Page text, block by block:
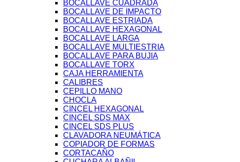
BOCALLAVE CUADRADA
BOCALLAVE DE IMPACTO
BOCALLAVE ESTRIADA
BOCALLAVE HEXAGONAL
BOCALLAVE LARGA
BOCALLAVE MULTIESTRIA
BOCALLAVE PARA BUJIA
BOCALLAVE TORX
CAJA HERRAMIENTA
CALIBRES
CEPILLO MANO
CHOCLA
CINCEL HEXAGONAL
CINCEL SDS MAX
CINCEL SDS PLUS
CLAVADORA NEUMÁTICA
COPIADOR DE FORMAS
CORTACAÑO